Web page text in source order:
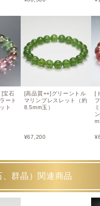
]宝石
ート
ト
[高品質++]グリーントル
マリンブレスレット（約
8.5mm玉）
¥67,200
[
¥
群晶）関連商品